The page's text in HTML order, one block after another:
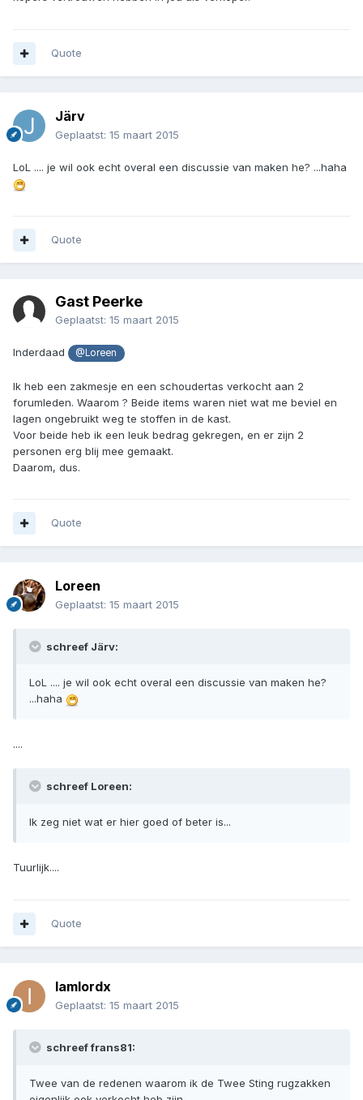
Quote
Järv
Geplaatst: 15 maart 2015
LoL .... je wil ook echt overal een discussie van maken he? ...haha
Quote
Gast Peerke
Geplaatst: 15 maart 2015
Inderdaad @Loreen
Ik heb een zakmesje en een schoudertas verkocht aan 2
forumleden. Waarom ? Beide items waren niet wat me beviel en
lagen ongebruikt weg te stoffen in de kast.
Voor beide heb ik een leuk bedrag gekregen, en er zijn 2
personen erg blij mee gemaakt.
Daarom, dus.
Quote
Loreen
Geplaatst: 15 maart 2015
schreef Järv:
LoL .... je wil ook echt overal een discussie van maken he?
...haha
....
schreef Loreen:
Ik zeg niet wat er hier goed of beter is...
Tuurlijk....
Quote
Iamlordx
Geplaatst: 15 maart 2015
schreef frans81:
Twee van de redenen waarom ik de Twee Sting rugzakken